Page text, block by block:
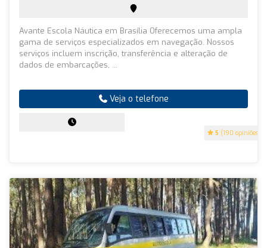
5 (190 opiniões)
Avante Escola Náutica em Brasília Oferecemos uma ampla
gama de serviços especializados em navegação. Nossos
serviços incluem inscrição, transferência e alteração de
dados de embarcações, ...
Veja o telefone